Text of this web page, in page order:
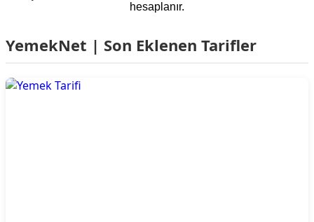
hesaplanır.
YemekNet | Son Eklenen Tarifler